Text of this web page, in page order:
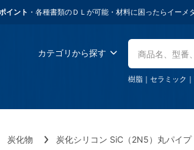
・各種書類のＤＬが可能・材料に困ったらイーメタルズ
カテゴリから探す
樹脂 ｜ セラミック ｜
炭化物 炭化シリコン SiC（2N5）丸パイプ